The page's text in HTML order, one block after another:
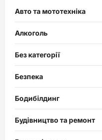
Авто та мототехніка
Алкоголь
Без категорії
Безпека
Бодибілдинг
Будівництво та ремонт